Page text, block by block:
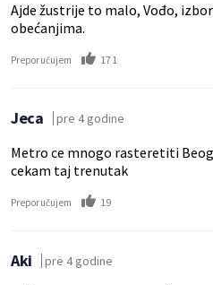
Ajde žustrije to malo, Vođo,
obećanjima.
Preporučujem 171
Jeca pre 4 godine
Metro ce mnogo rasteretiti
cekam taj trenutak
Preporučujem 19
Aki pre 4 godine